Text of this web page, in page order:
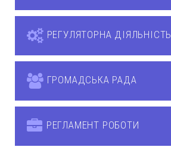
РЕГУЛЯТОРНА ДІЯЛЬНІСТЬ
ГРОМАДСЬКА РАДА
РЕГЛАМЕНТ РОБОТИ